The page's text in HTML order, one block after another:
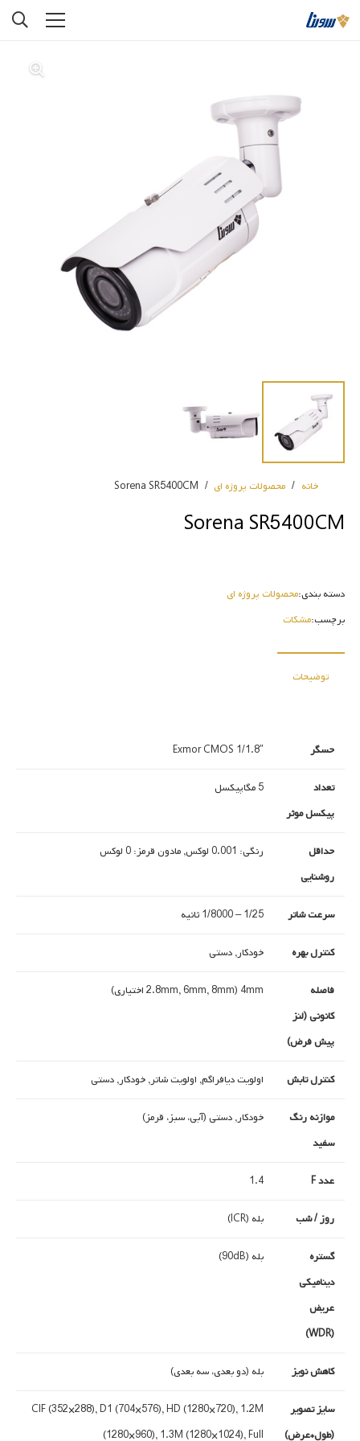
خانه / محصولات پروژه ای /
Sorena SR5400CM
Sorena SR5400CM
دسته بندی:محصولات پروژه ای
برچسب:مشکات
توضیحات
حسگر 1/1.8″ Exmor CMOS
تعداد
پیکسل موثر
5 مگاپیکسل
حداقل
روشنایی
رنگی: 0.001 لوکس, مادون قرمز: 0 لوکس
سرعت شاتر 1/25 – 1/8000 ثانیه
کنترل بهره خودکار, دستی
فاصله
کانونی (لنز
پیش فرض)
4mm (2.8mm, 6mm, 8mm اختیاری)
کنترل تابش اولویت دیافراگم, اولویت شاتر, خودکار, دستی
موازنه رنگ
سفید
خودکار, دستی (آبی، سبز، قرمز)
عدد F 1.4
روز / شب بله (ICR)
گستره
دینامیکی
عریض
(WDR)
بله (90dB)
کاهش نویز بله (دو بعدی، سه بعدی)
سایز تصویر
(طول*عرض)
CIF (352×288), D1 (704×576), HD (1280×720), 1.2M
(1280×960), 1.3M (1280×1024), Full